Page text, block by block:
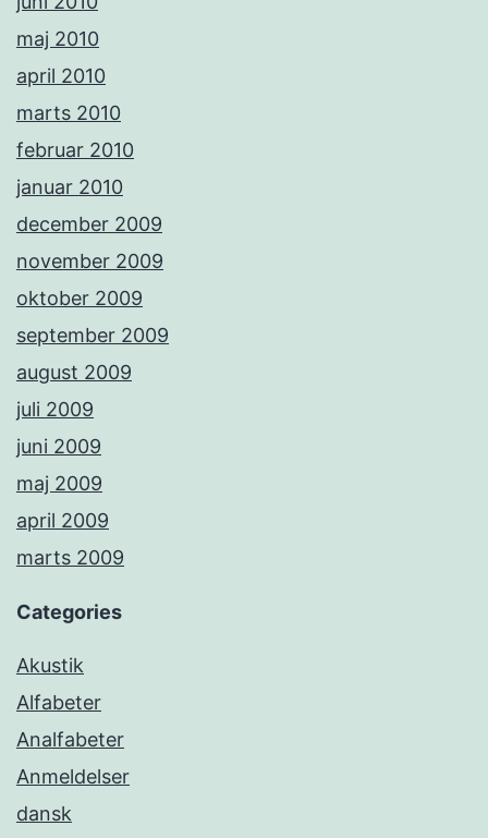
maj 2010
april 2010
marts 2010
februar 2010
januar 2010
december 2009
november 2009
oktober 2009
september 2009
august 2009
juli 2009
juni 2009
maj 2009
april 2009
marts 2009
Categories
Akustik
Alfabeter
Analfabeter
Anmeldelser
dansk